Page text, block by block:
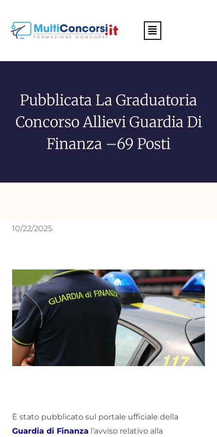
Menu
Pubblicata La Graduatoria
Concorso Allievi Guardia Di
Finanza –69 Posti
10/22/2025
È stato pubblicato sul portale ufficiale della
Guardia di Finanza l’avviso relativo alla